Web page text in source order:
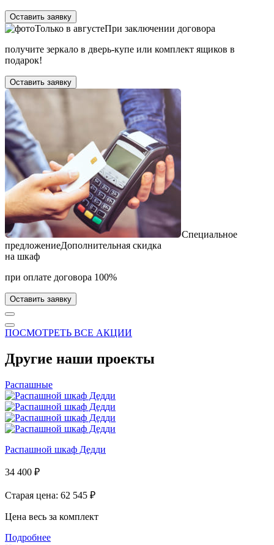
Оставить заявку
Только в августеПри заключении договора
получите зеркало в дверь-купе или комплект ящиков в
подарок!
Оставить заявку
Специальное
предложениеДополнительная скидка
на шкаф
при оплате договора 100%
Оставить заявку
ПОСМОТРЕТЬ ВСЕ АКЦИИ
Другие наши проекты
Распашные
Распашной шкаф Дедди
34 400 ₽
Старая цена: 62 545 ₽
Цена весь за комплект
Подробнее